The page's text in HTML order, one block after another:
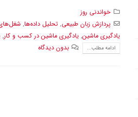
خواندنی روز
پردازش زبان طبیعی, تحلیل داده‌ها,
یادگیری ماشین, یادگیری ماشین در کسب و کار,
بدون دیدگاه
ادامه مطلب...